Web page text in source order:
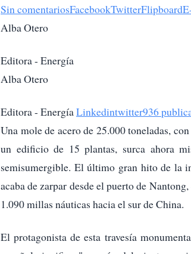
Sin comentariosFacebookTwitterFlipboard
Alba Otero
Editora - Energía
Alba Otero
Editora - EnergíaLinkedintwitter936
Una mole de acero de 25.000 toneladas,
un edificio de 15 plantas, surca ahora
semisumergible. El último gran hito de la
acaba de zarpar desde el puerto de
1.090 millas náuticas hacia el sur de China.
El protagonista de esta travesía